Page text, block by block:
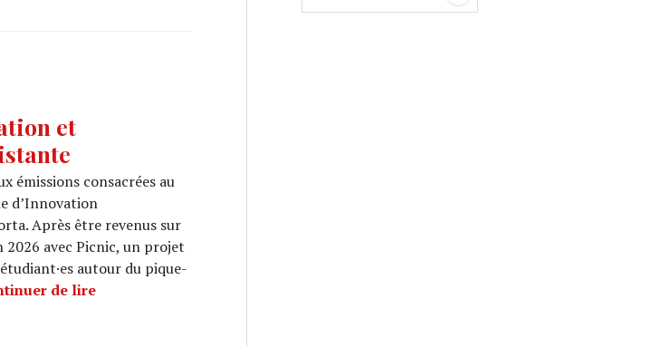
et
émissions consacrées au
d’Innovation
Après être revenus sur
2026 avec Picnic, un projet
autour du pique-
de lireARCHI URBAIN (20/34) : Expérimentation et transformation durable de la